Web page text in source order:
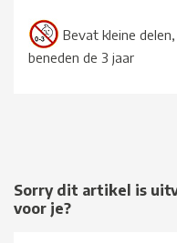
Bevat kleine
beneden de 3 jaar
Sorry dit artikel is
voor je?